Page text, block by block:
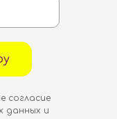
согласие
данных и
Главная
Библиотека